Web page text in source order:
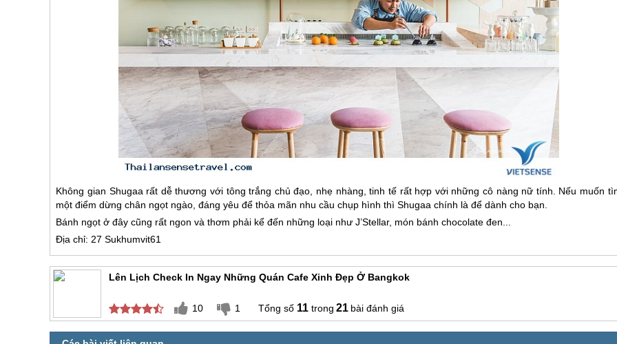
Không gian Shugaa rất dễ thương với tông trắng chủ đạo, nhẹ nhàng, tinh tế rất hợp với những cô nàng nữ tính. Nếu muốn
một điểm dừng chân ngọt ngào, đáng yêu để thỏa mãn nhu cầu chụp hình thì Shugaa chính là để dành cho bạn.
Bánh ngọt ở đây cũng rất ngon và thơm phải kể đến những loại như J’Stellar, món bánh chocolate đen...
Địa chỉ: 27 Sukhumvit61
Lên Lịch Check In Ngay Những Quán Cafe Xinh Đẹp Ở Bangkok
10 1 11 21 bài đánh giá